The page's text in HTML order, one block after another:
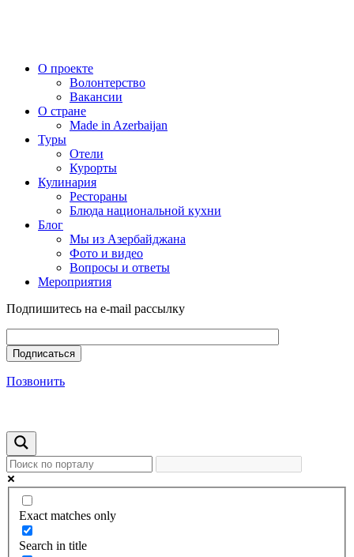
О проекте
Волонтерство
Вакансии
О стране
Made in Azerbaijan
Туры
Отели
Курорты
Кулинария
Рестораны
Блюда национальной кухни
Блог
Мы из Азербайджана
Фото и видео
Вопросы и ответы
Мероприятия
Подпишитесь на e-mail рассылку
Позвонить
Exact matches only
Search in title